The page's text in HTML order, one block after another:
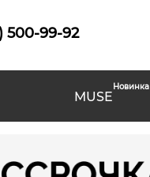
500-99-92
MUSE
Новинка